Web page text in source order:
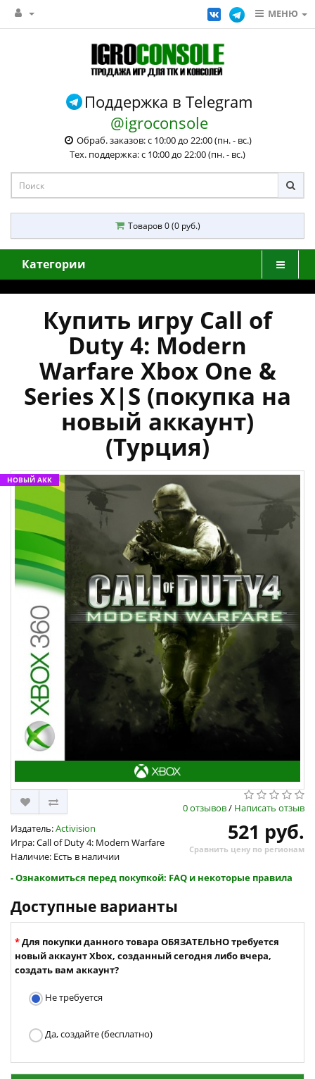
МЕНЮ
Поддержка в Telegram
@igroconsole
Обраб. заказов: с 10:00 до 22:00 (пн. - вс.)
Тех. поддержка: с 10:00 до 22:00 (пн. - вс.)
Товаров 0 (0 руб.)
Категории
Купить игру Call of
Duty 4: Modern
Warfare Xbox One &
Series X|S (покупка на
новый аккаунт)
(Турция)
НОВЫЙ АКК
0 отзывов/ Написать отзыв
Издатель:Activision
Игра: Call of Duty 4: Modern Warfare
Наличие: Есть в наличии
521 руб.
Сравнить цену по регионам
- Ознакомиться перед покупкой: FAQ и некоторые правила
Доступные варианты
Для покупки данного товара ОБЯЗАТЕЛЬНО требуется
новый аккаунт Xbox, созданный сегодня либо вчера,
создать вам аккаунт?
Не требуется
Да, создайте (бесплатно)